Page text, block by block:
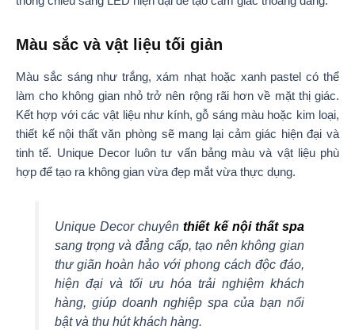
Màu sắc và vật liệu tối giản
Màu sắc sáng như trắng, xám nhạt hoặc xanh pastel có thể
làm cho không gian nhỏ trở nên rộng rãi hơn về mặt thị giác.
Kết hợp với các vật liệu như kính, gỗ sáng màu hoặc kim loại,
thiết kế nội thất văn phòng sẽ mang lại cảm giác hiện đại và
tinh tế. Unique Decor luôn tư vấn bảng màu và vật liệu phù
hợp để tạo ra không gian vừa đẹp mắt vừa thực dụng.
Unique Decor chuyênthiết kế nội thất spa
sang trọng và đẳng cấp, tạo nên không gian
thư giãn hoàn hảo với phong cách độc đáo,
hiện đại và tối ưu hóa trải nghiệm khách
hàng, giúp doanh nghiệp spa của bạn nổi
bật và thu hút khách hàng.